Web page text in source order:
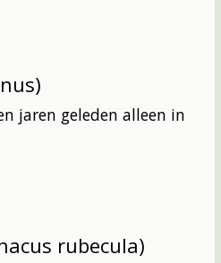
jaren geleden alleen in
rubecula)